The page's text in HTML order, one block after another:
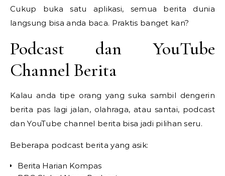
Cukup buka satu aplikasi, semua berita dunia
langsung bisa anda baca. Praktis banget kan?
Podcast dan YouTube
Channel Berita
Kalau anda tipe orang yang suka sambil dengerin
berita pas lagi jalan, olahraga, atau santai, podcast
dan YouTube channel berita bisa jadi pilihan seru.
Beberapa podcast berita yang asik:
Berita Harian Kompas